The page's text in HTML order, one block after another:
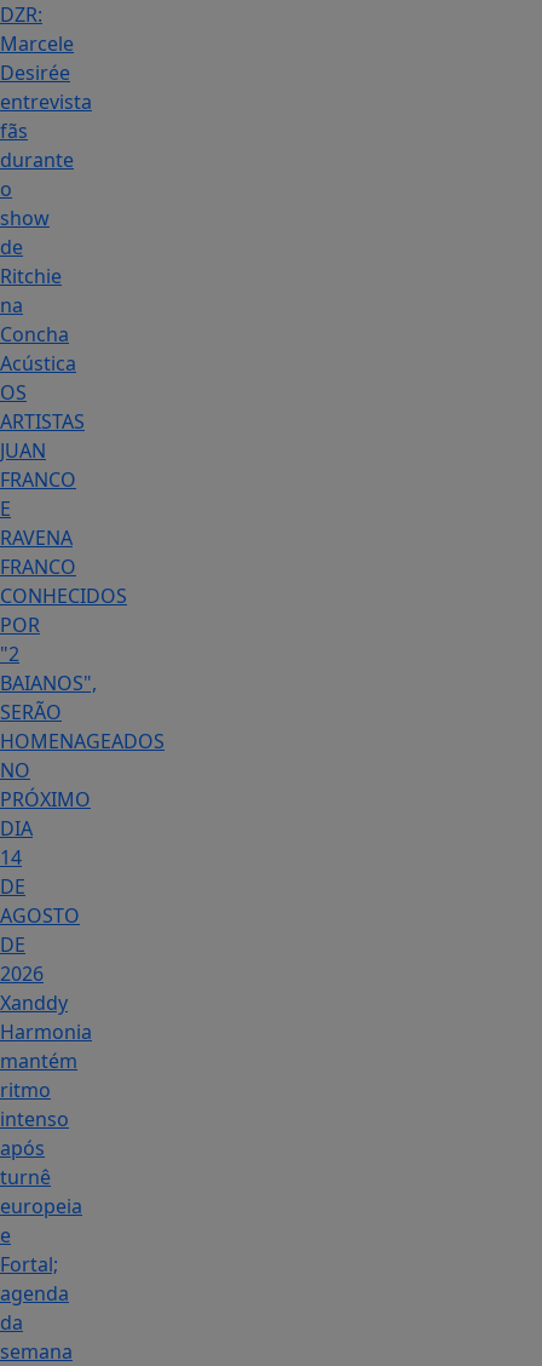
DZR:
Marcele
Desirée
entrevista
fãs
durante
o
show
de
Ritchie
na
Concha
Acústica
OS
ARTISTAS
JUAN
FRANCO
E
RAVENA
FRANCO
CONHECIDOS
POR
"2
BAIANOS",
SERÃO
HOMENAGEADOS
NO
PRÓXIMO
DIA
14
DE
AGOSTO
DE
2026
Xanddy
Harmonia
mantém
ritmo
intenso
após
turnê
europeia
e
Fortal;
agenda
da
semana